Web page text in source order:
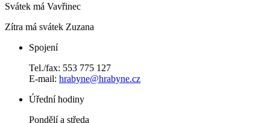
Svátek má Vavřinec
Zítra má svátek Zuzana
Spojení
Tel./fax: 553 775 127
E-mail: hrabyne@hrabyne.cz
Úřední hodiny
Pondělí a středa